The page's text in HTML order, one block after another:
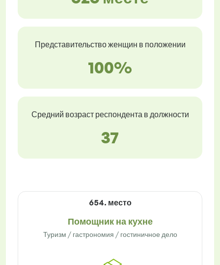
Представительство женщин в положении
100%
Средний возраст респондента в должности
37
654. место
Помощник на кухне
Туризм / гастрономия / гостиничное дело